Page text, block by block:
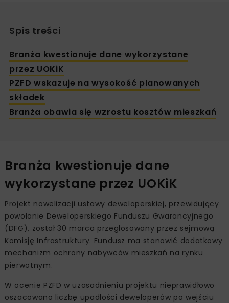
Spis treści
Branża kwestionuje dane wykorzystane
przez UOKiK
PZFD wskazuje na wysokość planowanych
składek
Branża obawia się wzrostu kosztów mieszkań
Branża kwestionuje dane
wykorzystane przez UOKiK
Projekt nowelizacji ustawy deweloperskiej, przewidujący
powołanie Deweloperskiego Funduszu Gwarancyjnego
(DFG), został 30 marca przegłosowany przez sejmową
Komisję Infrastruktury. Fundusz ma stanowić dodatkowy
mechanizm ochrony nabywców mieszkań na rynku
pierwotnym.
W ocenie PZFD w uzasadnieniu projektu nieprawidłowo
oszacowano liczbę upadłości deweloperów po wejściu